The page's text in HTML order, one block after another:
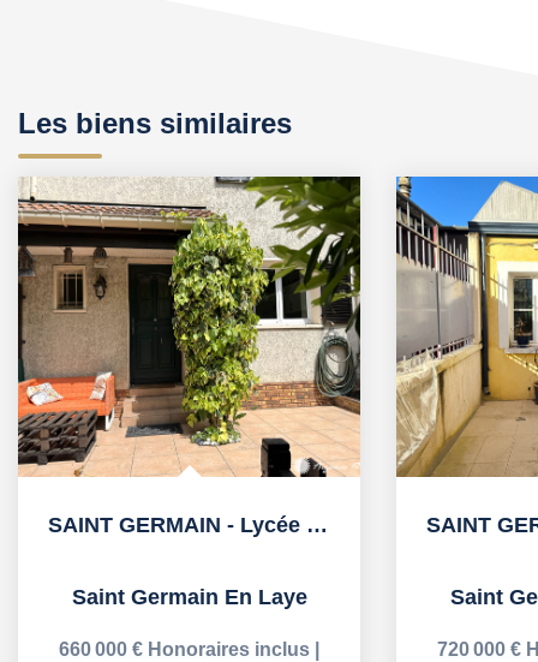
Les biens similaires
SAINT GERMAIN - Lycée International à 2' à pied, TRAM
En Laye
inclus|
SAINT GERMAIN EN LAYE Quartier Pereire 15' RER
Saint Germain En Laye
720 000 € Honoraires inclus|